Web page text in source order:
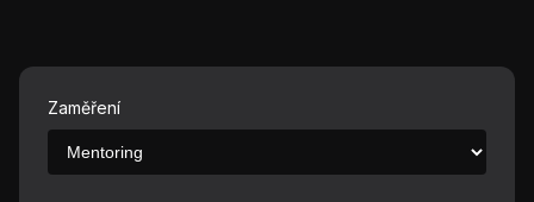
Zaměření